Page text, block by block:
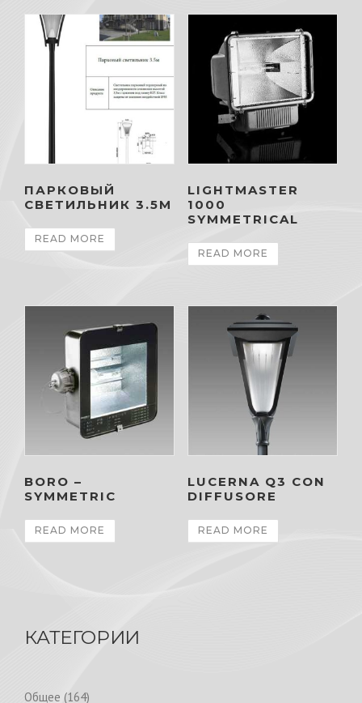
ПАРКОВЫЙ
СВЕТИЛЬНИК 3.5М
READ MORE
LIGHTMASTER
1000
SYMMETRICAL
READ MORE
BORO –
SYMMETRIC
READ MORE
LUCERNA Q3 CON
DIFFUSORE
READ MORE
КАТЕГОРИИ
Общее 1641